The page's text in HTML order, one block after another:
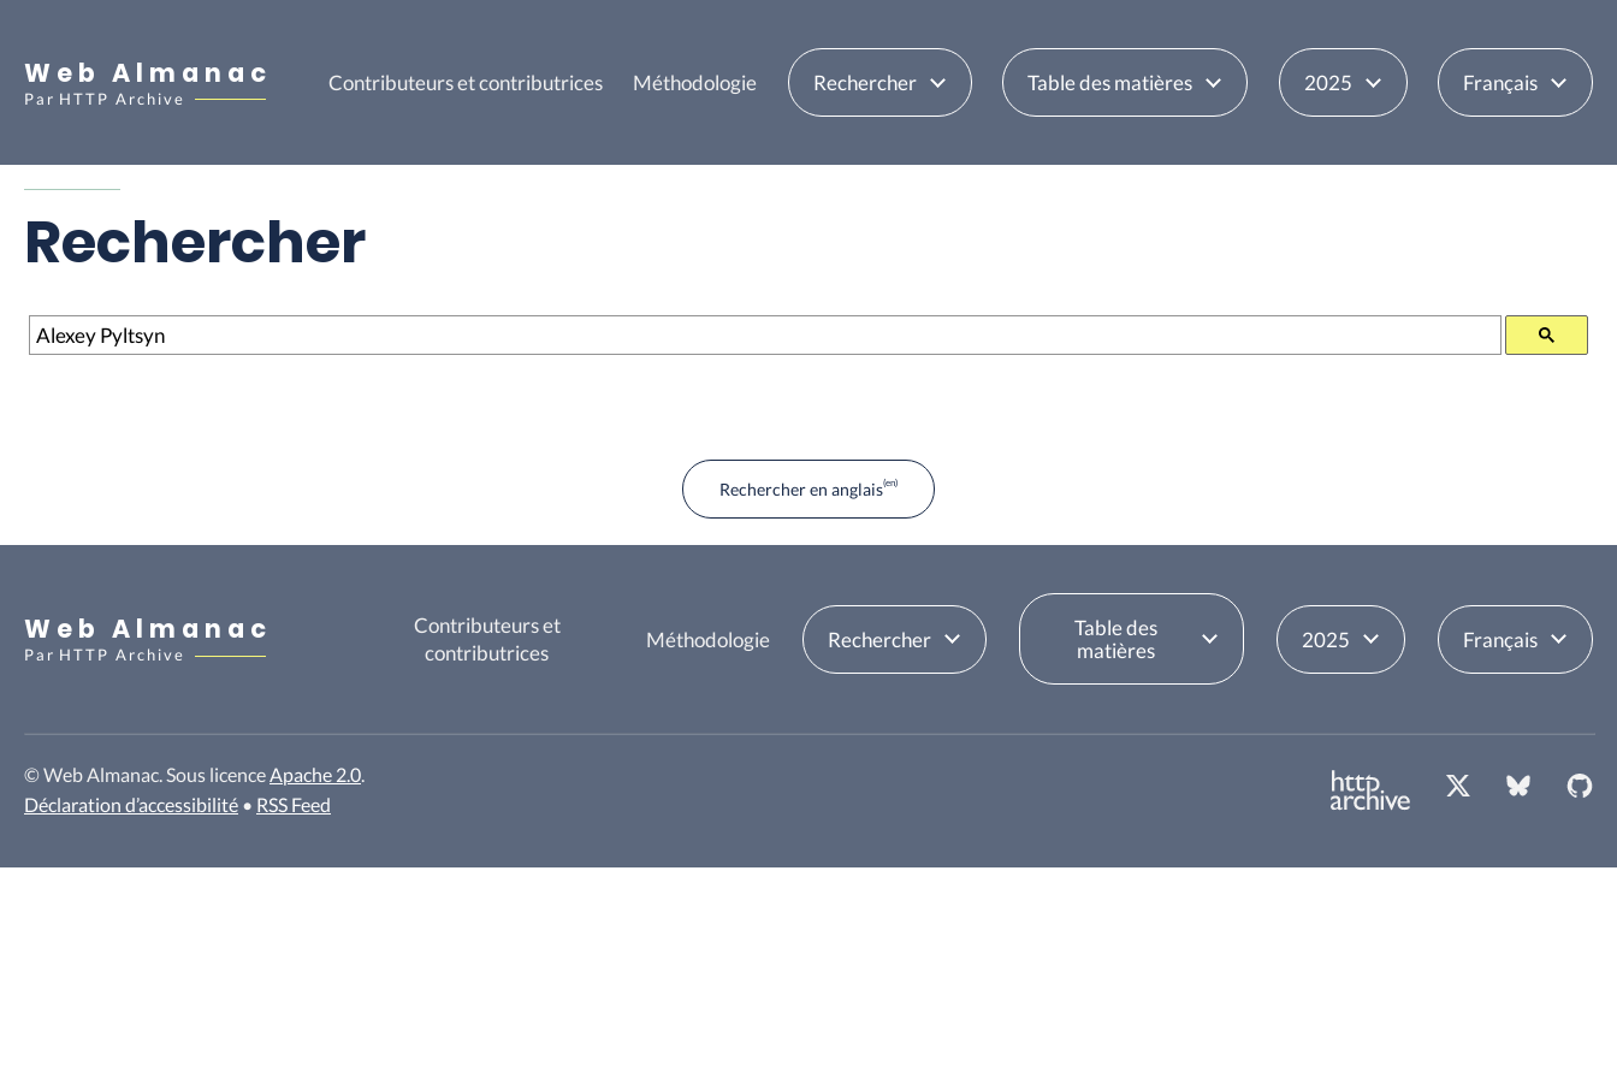
Web Almanac
Par HTTP Archive
Contributeurs et contributrices Méthodologie Rechercher Table des matières 2025 Français
Rechercher
Rechercher
Rechercher en anglais
Web Almanac
Par HTTP Archive
Contributeurs et
contributrices
Méthodologie Rechercher
Table des
matières
2025 Français
© Web Almanac. Sous licenceApache 2.0.
Déclaration d’accessibilité • RSS Feed